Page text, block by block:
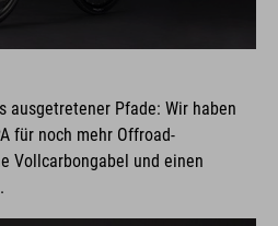
ausgetretener Pfade: Wir haben
für noch mehr Offroad-
Vollcarbongabel und einen